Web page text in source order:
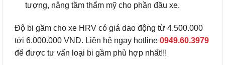
tượng, nâng tầm thẩm mỹ cho phần đầu xe.
Độ bi gầm cho xe HRV có giá dao động từ 4.500.000
tới 6.000.000 VND. Liên hệ ngay hotline 0949.60.3979
để được tư vấn loại bi gầm phù hợp nhất!!!